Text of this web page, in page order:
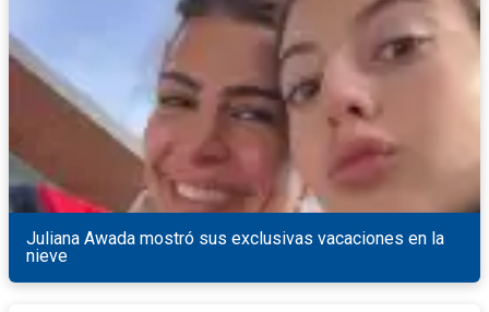
Juliana Awada mostró sus exclusivas vacaciones en la
nieve